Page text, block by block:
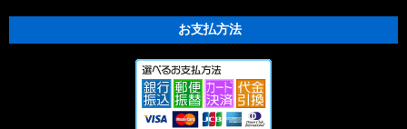
お支払方法